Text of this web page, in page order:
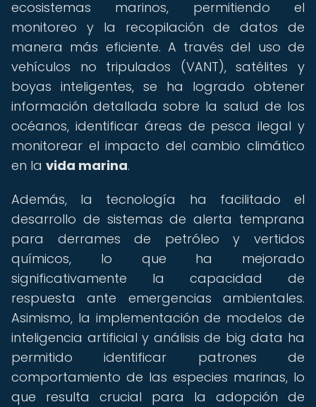
ecosistemas marinos, permitiendo el
monitoreo y la recopilación de datos de
manera más eficiente. A través del uso de
vehículos no tripulados (VANT), satélites y
boyas inteligentes, se ha logrado obtener
información detallada sobre la salud de los
océanos, identificar áreas de pesca ilegal y
monitorear el impacto del cambio climático
en la vida marina.
Además, la tecnología ha facilitado el
desarrollo de sistemas de alerta temprana
para derrames de petróleo y vertidos
químicos, lo que ha mejorado
significativamente la capacidad de
respuesta ante emergencias ambientales.
Asimismo, la implementación de modelos de
inteligencia artificial y análisis de big data ha
permitido identificar patrones de
comportamiento de las especies marinas, lo
que resulta crucial para la adopción de